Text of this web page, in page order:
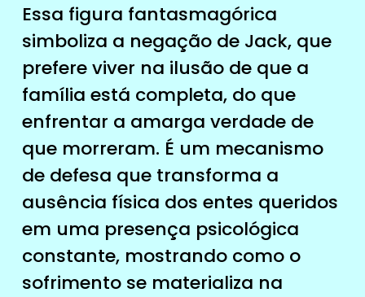
Essa figura fantasmagórica
simboliza a negação de Jack, que
prefere viver na ilusão de que a
família está completa, do que
enfrentar a amarga verdade de
que morreram. É um mecanismo
de defesa que transforma a
ausência física dos entes queridos
em uma presença psicológica
constante, mostrando como o
sofrimento se materializa na